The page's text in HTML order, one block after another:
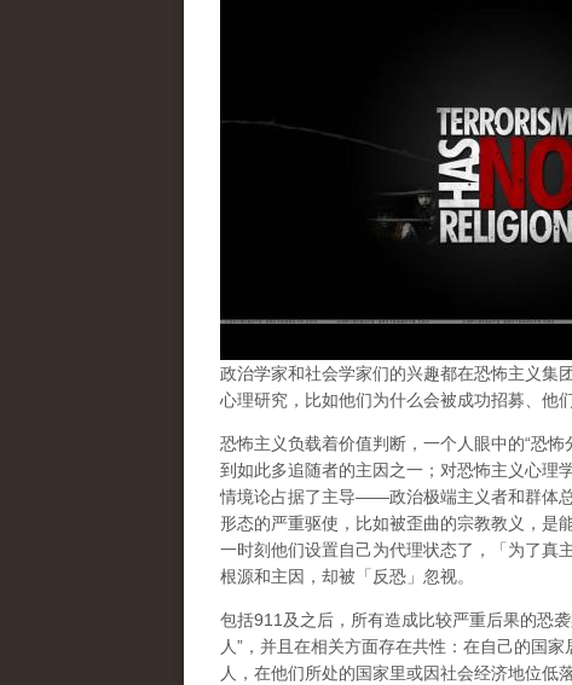
政治学家和社会学家们的兴趣都在恐怖主义集
心理研究，比如他们为什么会被成功招募、他
恐怖主义负载着价值判断 ，一个人眼中的“恐
到如此多追随者的主因之一；对恐怖主义心理
情境论占据了主导——政治极端主义者和群体
形态的严重驱使 ，比如被歪曲的宗教教义，是
一时刻他们设置自己为代理状态了，「为了真
根源和主因，却被「反恐」忽视。
包括911及之后，所有造成比较严重后果的恐
人”，并且在相关方面存在共性 ：在自己的国
人，在他们所处的国家里或因社会经济地位低